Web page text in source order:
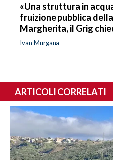
«Una struttura in
fruizione pubblica
Margherita, il Grig
Ivan Murgana
ARTICOLI CORRELATI